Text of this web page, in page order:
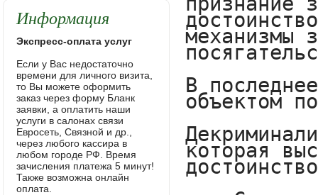
Информация
Экспресс-оплата услуг
Если у Вас недостаточно
времени для личного визита,
то Вы можете оформить
заказ через форму Бланк
заявки, а оплатить наши
услуги в салонах связи
Евросеть, Связной и др.,
через любого кассира в
любом городе РФ. Время
зачисления платежа 5 минут!
Также возможна онлайн
оплата.